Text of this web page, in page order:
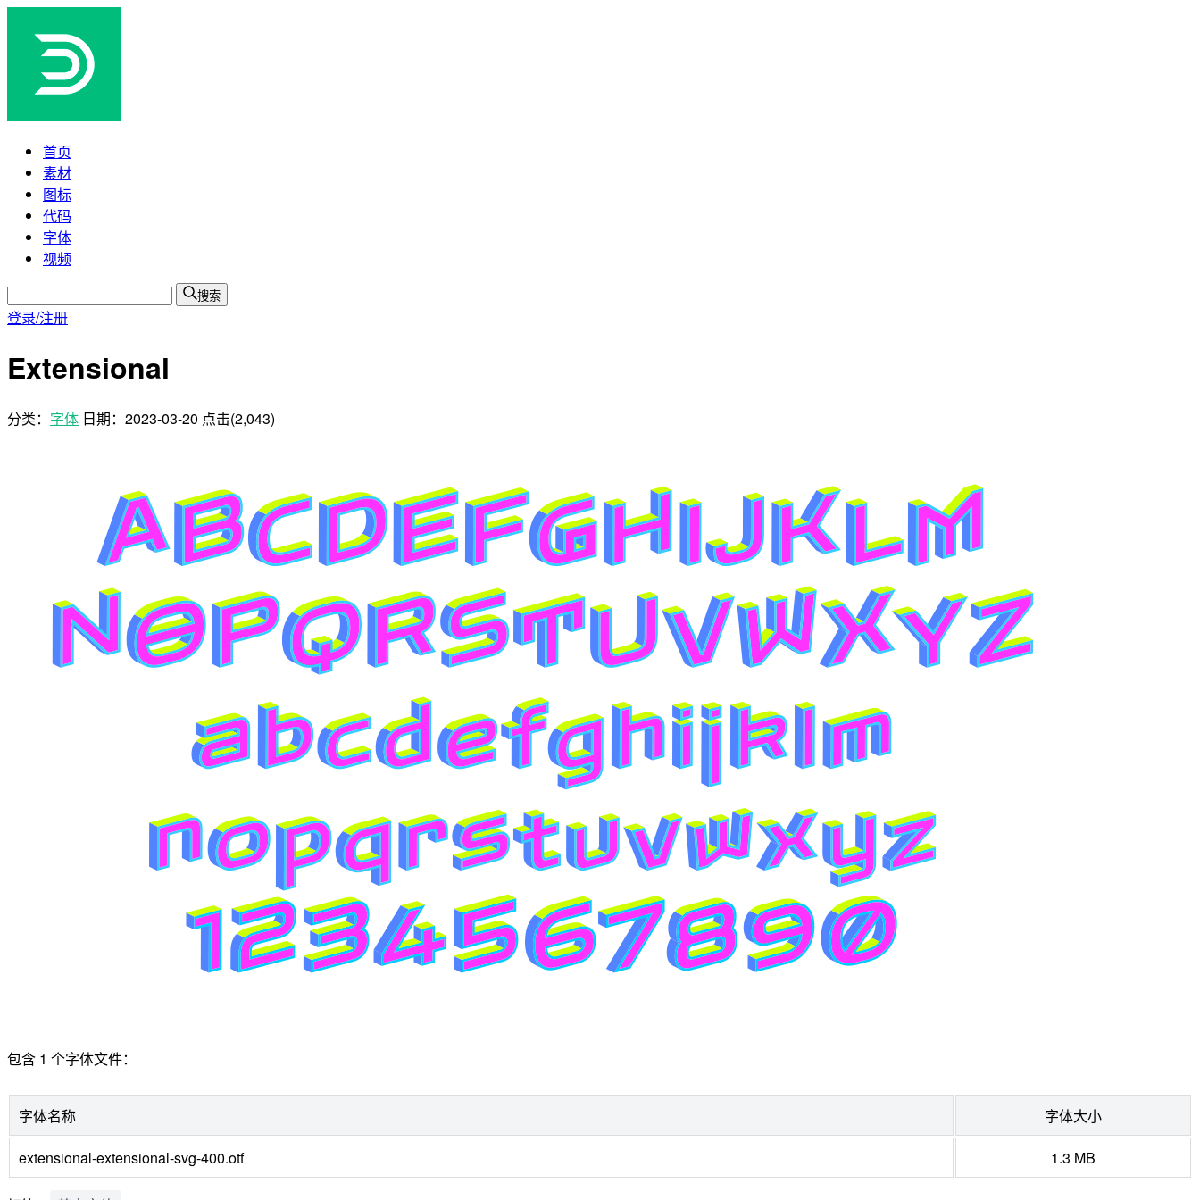
首页
素材
图标
代码
字体
视频
搜索
登录/注册
Extensional
分类： 字体 日期： 2023-03-20 点击(2,043)
包含 1 个字体文件：
字体名称 字体大小
extensional-extensional-svg-400.otf 1.3 MB